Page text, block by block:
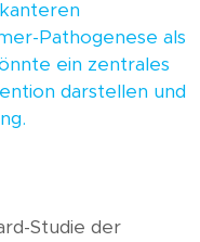
Pathogenese als
ein zentrales
darstellen und
Studie der